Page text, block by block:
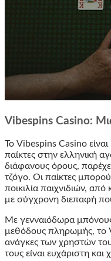
Vibespins Casino:
Το Vibespins Casino είναι
παίκτες στην ελληνική
διάφανους όρους,
τζόγο. Οι παίκτες
ποικιλία παιχνιδιών,
με σύγχρονη διεπαφή που
Με γενναιόδωρα
μεθόδους πληρωμής, το
ανάγκες των χρηστών
τους είναι ευχάριστη